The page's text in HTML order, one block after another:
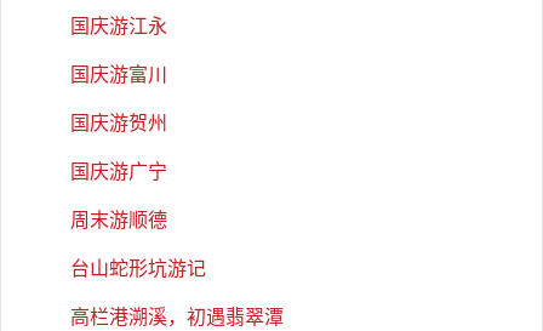
国庆游江永
国庆游富川
国庆游贺州
国庆游广宁
周末游顺德
台山蛇形坑游记
高栏港溯溪，初遇翡翠潭